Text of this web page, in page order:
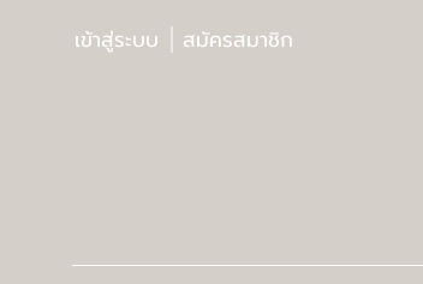
เข้าสู่ระบบ สมัครสมาชิก